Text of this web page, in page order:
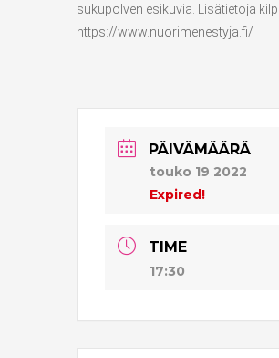
sukupolven esikuvia. Lisätietoja
https://www.nuorimenestyja.fi/
PÄIVÄMÄÄRÄ
touko 19 2022
Expired!
TIME
17:30